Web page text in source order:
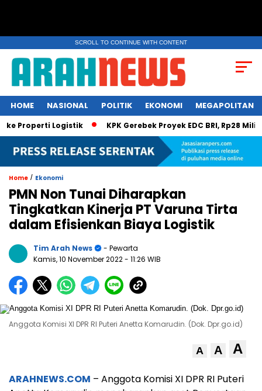
SCROLL TO CONTINUE WITH CONTENT
HOME NASIONAL POLITIK EKONOMI MEGAPOLITAN
Logistik KPK Gerebek Proyek EDC BRI, Rp28 Miliar
Home / Ekonomi
PMN Non Tunai Diharapkan
Tingkatkan Kinerja PT Varuna Tirta
dalam Efisienkan Biaya Logistik
Tim Arah News
- Pewarta
Kamis, 10 November 2022- 11:26 WIB
Anggota Komisi XI DPR RI Puteri Anetta Komarudin. (Dok. Dpr.go.id)
A A A
ARAHNEWS.COM – Anggota Komisi XI DPR RI Puteri